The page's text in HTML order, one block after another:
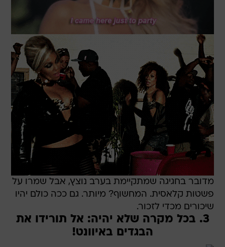
מדובר בחגיגה שמתקיימת בערב נוצץ, אבל שמרו על
פשטות קלאסית. המחשוף? מיותר. גם ככה כולם יהיו
שיכורים מכדי לזכור.
3. בכל מקרה שלא יהיה: אל תורידו את
הבגדים באיוונט!